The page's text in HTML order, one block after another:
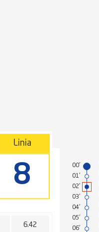
Linia
8
6.42
00'
01'
02'
03'
04'
05'
06'